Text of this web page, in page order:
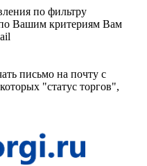
по фильтру
Вашим критериям Вам
письмо на почту с
"статус торгов",